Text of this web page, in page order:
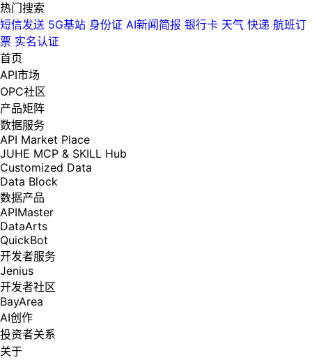
热门搜索
短信发送 5G基站 身份证 AI新闻简报 银行卡 天气 快递 航班订
票 实名认证
首页
API市场
OPC社区
产品矩阵
数据服务
API Market Place
JUHE MCP & SKILL Hub
Customized Data
Data Block
数据产品
APIMaster
DataArts
QuickBot
开发者服务
Jenius
开发者社区
BayArea
AI创作
投资者关系
关于